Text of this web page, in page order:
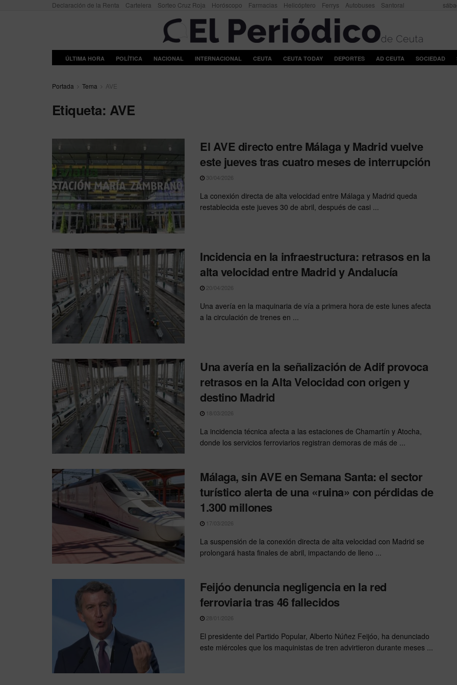
Declaración de la Renta Cartelera Sorteo Cruz Roja Horóscopo Farmacias Helicóptero Ferrys Autobuses Santoral
ÚLTIMA HORA POLÍTICA NACIONAL INTERNACIONAL CEUTA CEUTA TODAY DEPORTES AD CEUTA SOCIEDAD
Portada Tema AVE
Etiqueta: AVE
El AVE directo entre Málaga y Madrid vuelve
este jueves tras cuatro meses de interrupción
30/04/2026
La conexión directa de alta velocidad entre Málaga y Madrid queda
restablecida este jueves 30 de abril, después de casi ...
Incidencia en la infraestructura: retrasos en la
alta velocidad entre Madrid y Andalucía
20/04/2026
Una avería en la maquinaria de vía a primera hora de este lunes afecta
a la circulación de trenes en ...
Una avería en la señalización de Adif provoca
retrasos en la Alta Velocidad con origen y
destino Madrid
18/03/2026
La incidencia técnica afecta a las estaciones de Chamartín y Atocha,
donde los servicios ferroviarios registran demoras de más de ...
Málaga, sin AVE en Semana Santa: el sector
turístico alerta de una «ruina» con pérdidas de
1.300 millones
17/03/2026
La suspensión de la conexión directa de alta velocidad con Madrid se
prolongará hasta finales de abril, impactando de lleno ...
Feijóo denuncia negligencia en la red
ferroviaria tras 46 fallecidos
28/01/2026
El presidente del Partido Popular, Alberto Núñez Feijóo, ha denunciado
este miércoles que los maquinistas de tren advirtieron durante meses ...